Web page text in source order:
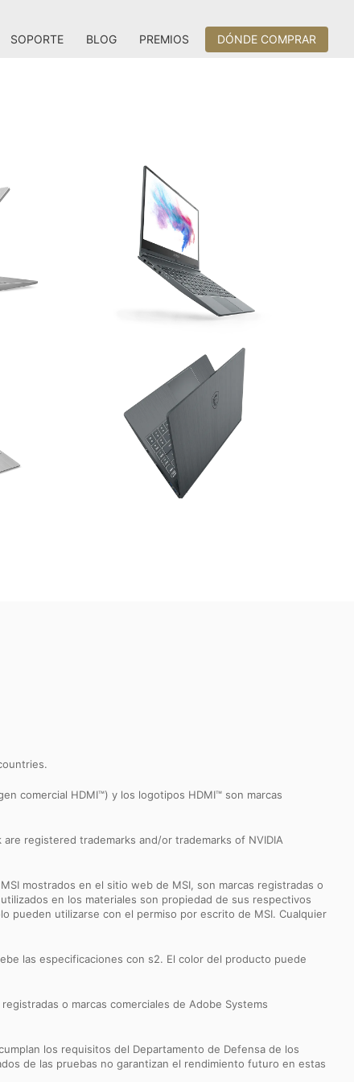
SOPORTE BLOG PREMIOS DÓNDE COMPRAR
comercial HDMI™) y los logotipos HDMI™ son marcas
are registered trademarks and/or trademarks of NVIDIA
mostrados en el sitio web de MSI, son marcas registradas o
en los materiales son propiedad de sus respectivos
pueden utilizarse con el permiso por escrito de MSI. Cualquier
las especificaciones con s2. El color del producto puede
o marcas comerciales de Adobe Systems
los requisitos del Departamento de Defensa de los
de las pruebas no garantizan el rendimiento futuro en estas